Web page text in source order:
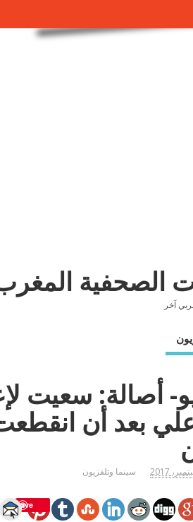
الصحفية
آخر
أصالة: سعيت
بعد أن
سينما وتلفزيون
Save